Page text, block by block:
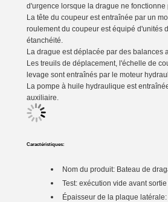
d'urgence lorsque la drague ne fonctionne
La tête du coupeur est entraînée par un
roulement du coupeur est équipé d'unités
étanchéité.
La drague est déplacée par des balances
Les treuils de déplacement, l'échelle de
levage sont entraînés par le moteur
La pompe à huile hydraulique est
auxiliaire.
Caractéristiques:
Nom du produit: Bateau de
Test: exécution vide avant
Épaisseur de la plaque latérale: